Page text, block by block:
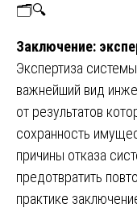
🗂️🔍
Заключение:
Экспертиза
важнейший вид
от результатов
сохранность
причины отказа
предотвратить
практике